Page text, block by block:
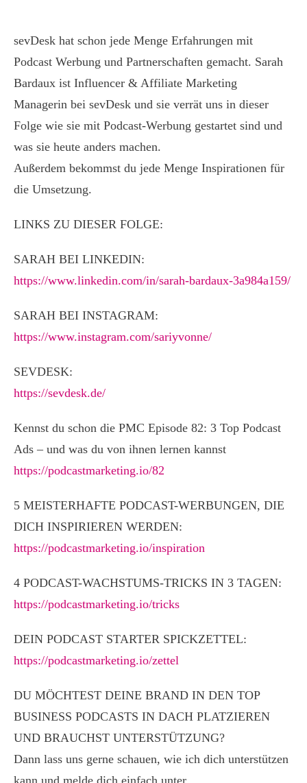
sevDesk hat schon jede Menge Erfahrungen mit
Podcast Werbung und Partnerschaften gemacht. Sarah
Bardaux ist Influencer & Affiliate Marketing
Managerin bei sevDesk und sie verrät uns in dieser
Folge wie sie mit Podcast-Werbung gestartet sind und
was sie heute anders machen.
Außerdem bekommst du jede Menge Inspirationen für
die Umsetzung.
LINKS ZU DIESER FOLGE:
SARAH BEI LINKEDIN:
https://www.linkedin.com/in/sarah-bardaux-3a984a159/
SARAH BEI INSTAGRAM:
https://www.instagram.com/sariyvonne/
SEVDESK:
https://sevdesk.de/
Kennst du schon die PMC Episode 82: 3 Top Podcast
Ads – und was du von ihnen lernen kannst
https://podcastmarketing.io/82
5 MEISTERHAFTE PODCAST-WERBUNGEN, DIE
DICH INSPIRIEREN WERDEN:
https://podcastmarketing.io/inspiration
4 PODCAST-WACHSTUMS-TRICKS IN 3 TAGEN:
https://podcastmarketing.io/tricks
DEIN PODCAST STARTER SPICKZETTEL:
https://podcastmarketing.io/zettel
DU MÖCHTEST DEINE BRAND IN DEN TOP
BUSINESS PODCASTS IN DACH PLATZIEREN
UND BRAUCHST UNTERSTÜTZUNG?
Dann lass uns gerne schauen, wie ich dich unterstützen
kann und melde dich einfach unter